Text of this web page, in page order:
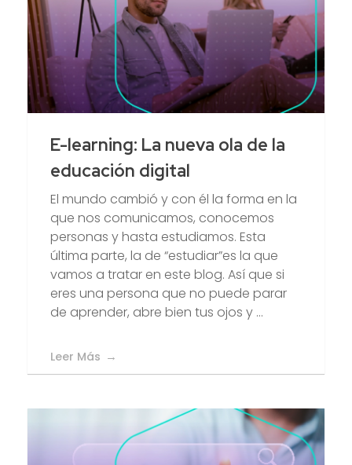
E-learning: La nueva ola de la
educación digital
El mundo cambió y con él la forma en la
que nos comunicamos, conocemos
personas y hasta estudiamos. Esta
última parte, la de “estudiar”es la que
vamos a tratar en este blog. Así que si
eres una persona que no puede parar
de aprender, abre bien tus ojos y ...
Leer Más